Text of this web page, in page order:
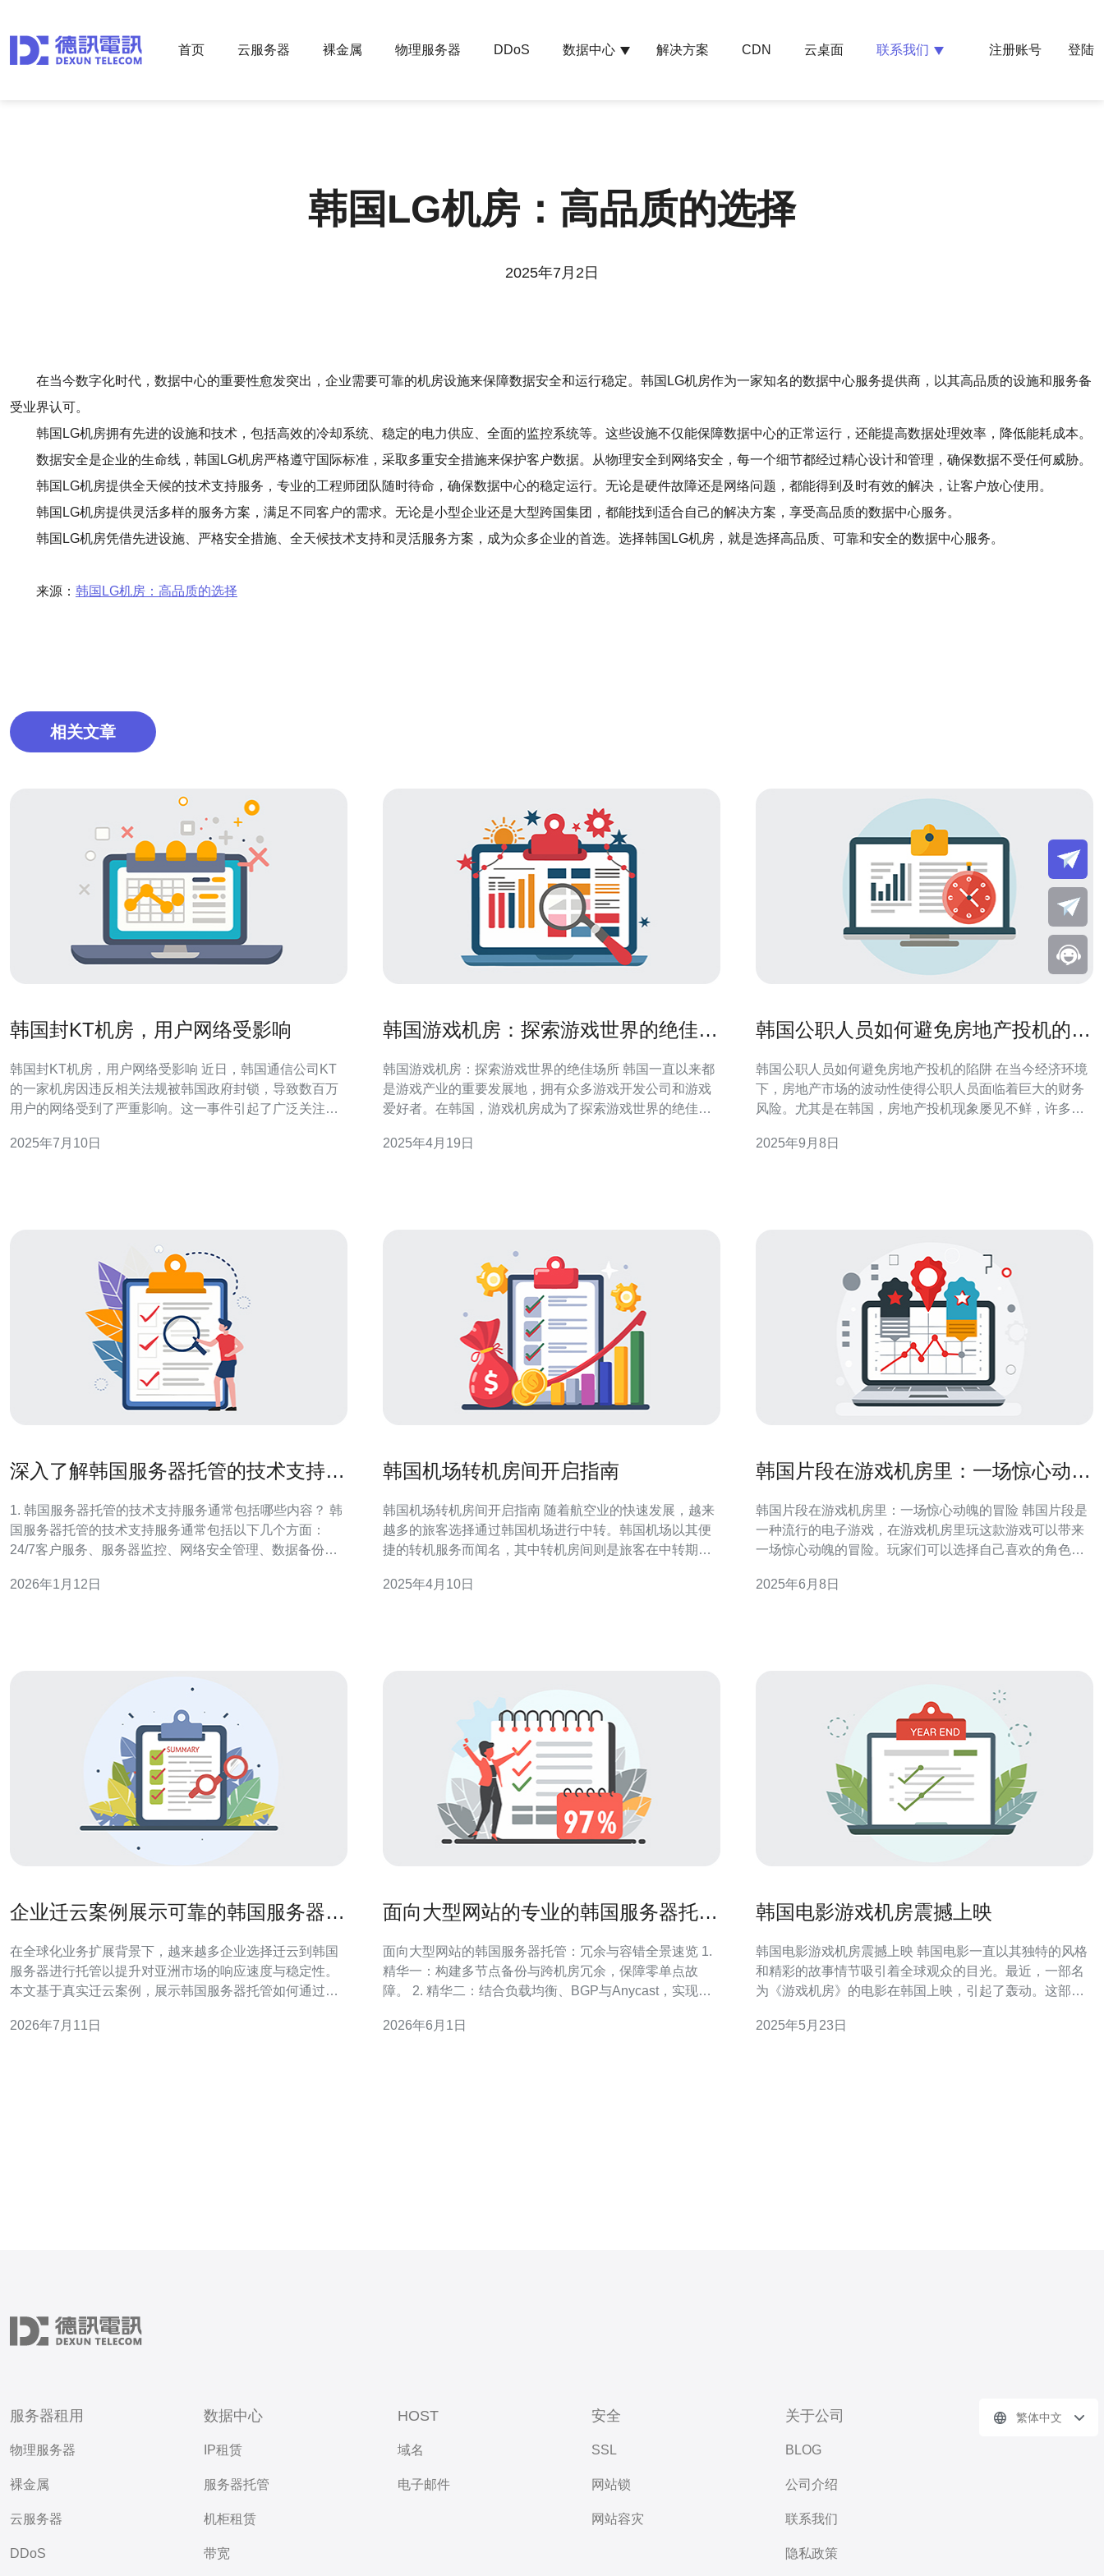
首页 云服务器 裸金属 物理服务器 DDoS 数据中心 解决方案 CDN 云桌面 联系我们 注册账号 登陆
韩国LG机房：高品质的选择
2025年7月2日
在当今数字化时代，数据中心的重要性愈发突出，企业需要可靠的机房设施来保障数据安全和运行稳定。韩国LG机房作为一家知名的数据中心服务提供商，以其高品质的设施和服务备
受业界认可。
韩国LG机房拥有先进的设施和技术，包括高效的冷却系统、稳定的电力供应、全面的监控系统等。这些设施不仅能保障数据中心的正常运行，还能提高数据处理效率，降低能耗成本。
数据安全是企业的生命线，韩国LG机房严格遵守国际标准，采取多重安全措施来保护客户数据。从物理安全到网络安全，每一个细节都经过精心设计和管理，确保数据不受任何威胁。
韩国LG机房提供全天候的技术支持服务，专业的工程师团队随时待命，确保数据中心的稳定运行。无论是硬件故障还是网络问题，都能得到及时有效的解决，让客户放心使用。
韩国LG机房提供灵活多样的服务方案，满足不同客户的需求。无论是小型企业还是大型跨国集团，都能找到适合自己的解决方案，享受高品质的数据中心服务。
韩国LG机房凭借先进设施、严格安全措施、全天候技术支持和灵活服务方案，成为众多企业的首选。选择韩国LG机房，就是选择高品质、可靠和安全的数据中心服务。
来源： 韩国LG机房：高品质的选择
相关文章
韩国封KT机房，用户网络受影响
韩国封KT机房，用户网络受影响 近日，韩国通信公司KT
的一家机房因违反相关法规被韩国政府封锁，导致数百万
用户的网络受到了严重影响。这一事件引起了广泛关注，
是其未能符合政府规定的网络安全标准，存在安全隐患。
2025年7月10日
韩国游戏机房：探索游戏世界的绝佳场
韩国游戏机房：探索游戏世界的绝佳场所 韩国一直以来都
是游戏产业的重要发展地，拥有众多游戏开发公司和游戏
爱好者。在韩国，游戏机房成为了探索游戏世界的绝佳场
所，游戏机房不仅仅是一个游戏场所，更是社交和竞技的
2025年4月19日
韩国公职人员如何避免房地产投机的陷
韩国公职人员如何避免房地产投机的陷阱 在当今经济环境
下，房地产市场的波动性使得公职人员面临着巨大的财务
风险。尤其是在韩国，房地产投机现象屡见不鲜，许多公
公职人员更好地规避风险，本文将提供三条核心建议，助
2025年9月8日
深入了解韩国服务器托管的技术支持服
1. 韩国服务器托管的技术支持服务通常包括哪些内容？ 韩
国服务器托管的技术支持服务通常包括以下几个方面：
24/7客户服务、服务器监控、网络安全管理、数据备份以
术支持团队都会迅速响应并解决问题，以确保服务器的稳
2026年1月12日
韩国机场转机房间开启指南
韩国机场转机房间开启指南 随着航空业的快速发展，越来
越多的旅客选择通过韩国机场进行中转。韩国机场以其便
捷的转机服务而闻名，其中转机房间则是旅客在中转期间
房间，以便您能够度过愉快的中转时光。 韩国机场提供了
2025年4月10日
韩国片段在游戏机房里：一场惊心动魄
韩国片段在游戏机房里：一场惊心动魄的冒险 韩国片段是
一种流行的电子游戏，在游戏机房里玩这款游戏可以带来
一场惊心动魄的冒险。玩家们可以选择自己喜欢的角色，
激情的地方。灯光闪烁，音乐震耳欲聋，玩家们在各自的
2025年6月8日
企业迁云案例展示可靠的韩国服务器托
在全球化业务扩展背景下，越来越多企业选择迁云到韩国
服务器进行托管以提升对亚洲市场的响应速度与稳定性。
本文基于真实迁云案例，展示韩国服务器托管如何通过高
DDoS策略，降低故障率并缩短恢复时间。 该企业原有架
2026年7月11日
面向大型网站的专业的韩国服务器托管
面向大型网站的韩国服务器托管：冗余与容错全景速览 1.
精华一：构建多节点备份与跨机房冗余，保障零单点故
障。 2. 精华二：结合负载均衡、BGP与Anycast，实现毫
演练、SLA与持续监控，把容灾变成“可验证”的常态。 在
2026年6月1日
韩国电影游戏机房震撼上映
韩国电影游戏机房震撼上映 韩国电影一直以其独特的风格
和精彩的故事情节吸引着全球观众的目光。最近，一部名
为《游戏机房》的电影在韩国上映，引起了轰动。这部电
《游戏机房》讲述了一群年轻人在一家游戏机房中发生的
2025年5月23日
服务器租用
物理服务器
裸金属
云服务器
DDoS
数据中心
IP租赁
服务器托管
机柜租赁
带宽
HOST
域名
电子邮件
安全
SSL
网站锁
网站容灾
关于公司
BLOG
公司介绍
联系我们
隐私政策
繁体中文